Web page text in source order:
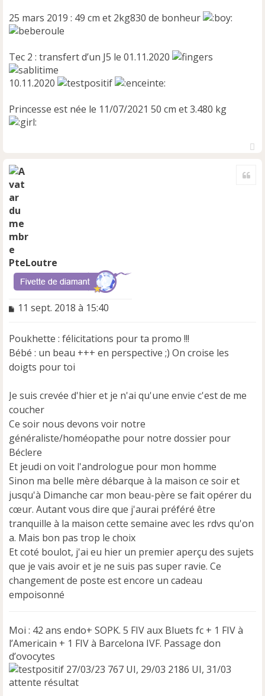
25 mars 2019 : 49 cm et 2kg830 de bonheur
Tec 2 : transfert d’un J5 le 01.11.2020
10.11.2020
Princesse est née le 11/07/2021 50 cm et 3.480 kg
PteLoutre
M
s
a
g
e
o
n
l
u
11 sept. 2018 à 15:40
Poukhette : félicitations pour ta promo !!!
Bébé : un beau +++ en perspective ;) On croise les
doigts pour toi
Je suis crevée d'hier et je n'ai qu'une envie c'est de me
coucher
Ce soir nous devons voir notre
généraliste/homéopathe pour notre dossier pour
Béclere
Et jeudi on voit l'andrologue pour mon homme
Sinon ma belle mère débarque à la maison ce soir et
jusqu'à Dimanche car mon beau-père se fait opérer du
cœur. Autant vous dire que j'aurai préféré être
tranquille à la maison cette semaine avec les rdvs qu'on
a. Mais bon pas trop le choix
Et coté boulot, j'ai eu hier un premier aperçu des sujets
que je vais avoir et je ne suis pas super ravie. Ce
changement de poste est encore un cadeau
empoisonné
Moi : 42 ans endo+ SOPK. 5 FIV aux Bluets fc + 1 FIV à
l’Americain + 1 FIV à Barcelona IVF. Passage don
d’ovocytes
27/03/23 767 UI, 29/03 2186 UI, 31/03
attente résultat